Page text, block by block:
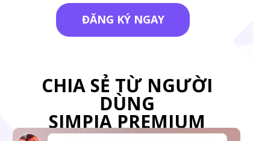
ĐĂNG KÝ NGAY
CHIA SẺ TỪ NGƯỜI
DÙNG
SIMPIA PREMIUM